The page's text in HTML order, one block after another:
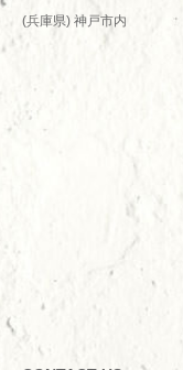
(兵庫県) 神戸市内